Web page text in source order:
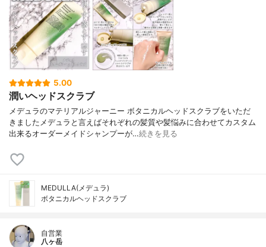
5.00
潤いヘッドスクラブ
メデュラのマテリアルジャーニー ボタニカルヘッドスクラブをいただ
きましたメデュラと言えばそれぞれの髪質や髪悩みに合わせてカスタム
出来るオーダーメイドシャンプーが…続きを見る
MEDULLA(メデュラ)
ボタニカルヘッドスクラブ
自営業
八ヶ岳